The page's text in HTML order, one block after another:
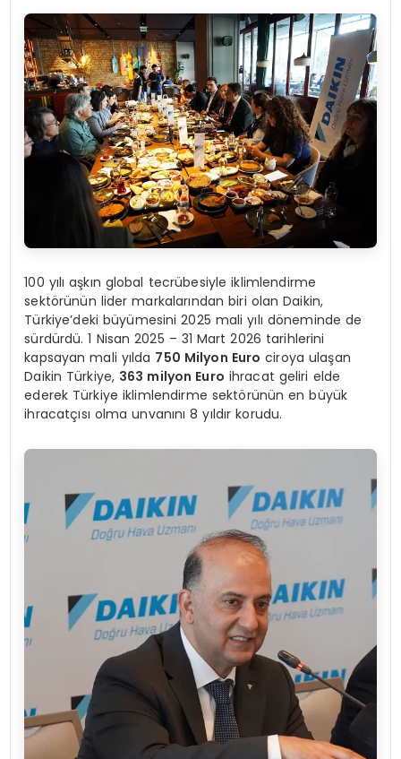
100 yılı aşkın global tecrübesiyle iklimlendirme
sektörünün lider markalarından biri olan Daikin,
Türkiye’deki büyümesini 2025 mali yılı döneminde de
sürdürdü. 1 Nisan 2025 – 31 Mart 2026 tarihlerini
kapsayan mali yılda 750 Milyon Euro ciroya ulaşan
Daikin Türkiye, 363 milyon Euro ihracat geliri elde
ederek Türkiye iklimlendirme sektörünün en büyük
ihracatçısı olma unvanını 8 yıldır korudu.